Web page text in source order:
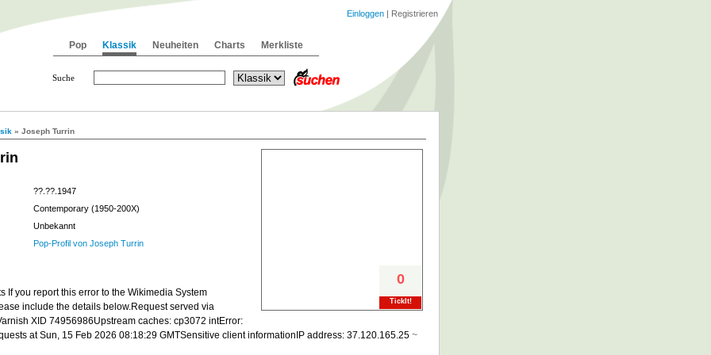
» Joseph Turrin
0
TickIt!
??.??.1947
Contemporary (1950-200X)
Unbekannt
Pop-Profil von Joseph Turrin
If you report this error to the Wikimedia System
include the details below.Request served via
XID 74956986Upstream caches: cp3072 intError:
at Sun, 15 Feb 2026 08:18:29 GMTSensitive client informationIP address: 37.120.165.25 ~
Pop Klassik Neuheiten Charts Merkliste
Einloggen | Registrieren
Suche